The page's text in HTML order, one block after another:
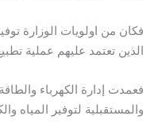
فكان من اولويات الوزارة
الذين تعتمد عليهم عملية
فعمدت إدارة الكهرباء
والمستقبلية لتوفير المياه